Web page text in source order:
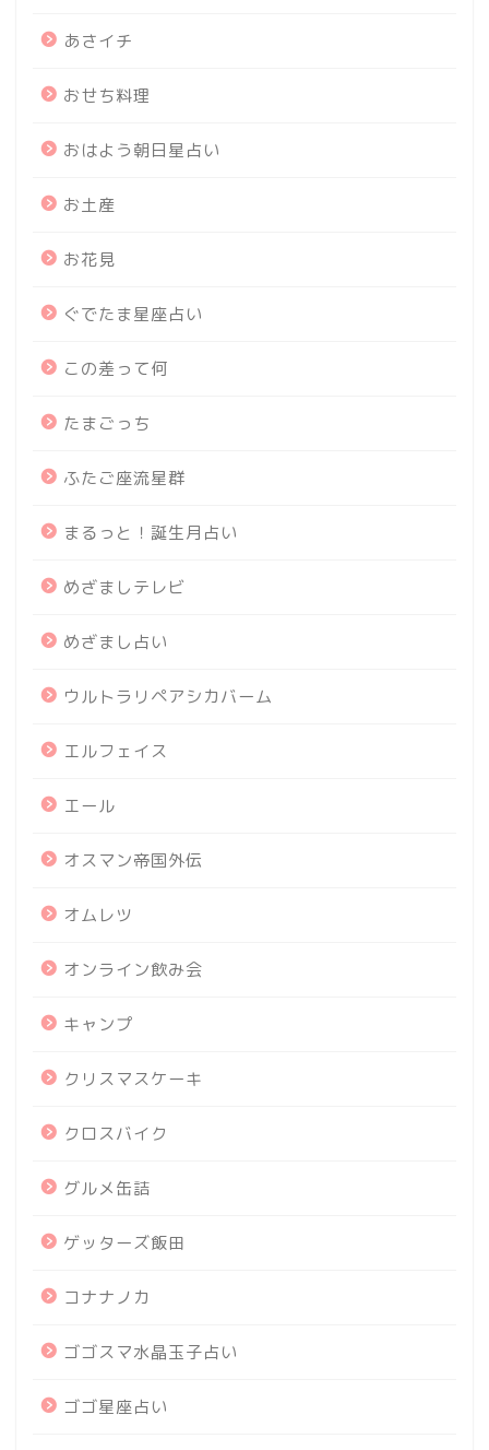
あさイチ
おせち料理
おはよう朝日星占い
お土産
お花見
ぐでたま星座占い
この差って何
たまごっち
ふたご座流星群
まるっと！誕生月占い
めざましテレビ
めざまし占い
ウルトラリペアシカバーム
エルフェイス
エール
オスマン帝国外伝
オムレツ
オンライン飲み会
キャンプ
クリスマスケーキ
クロスバイク
グルメ缶詰
ゲッターズ飯田
コナナノカ
ゴゴスマ水晶玉子占い
ゴゴ星座占い